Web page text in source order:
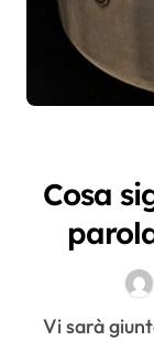
Cosa
Vi sarà giunto alle orecchie, ed avrete pensato